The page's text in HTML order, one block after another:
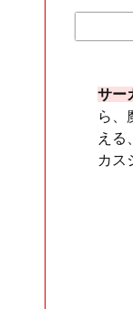
サー
ら、
える
カス